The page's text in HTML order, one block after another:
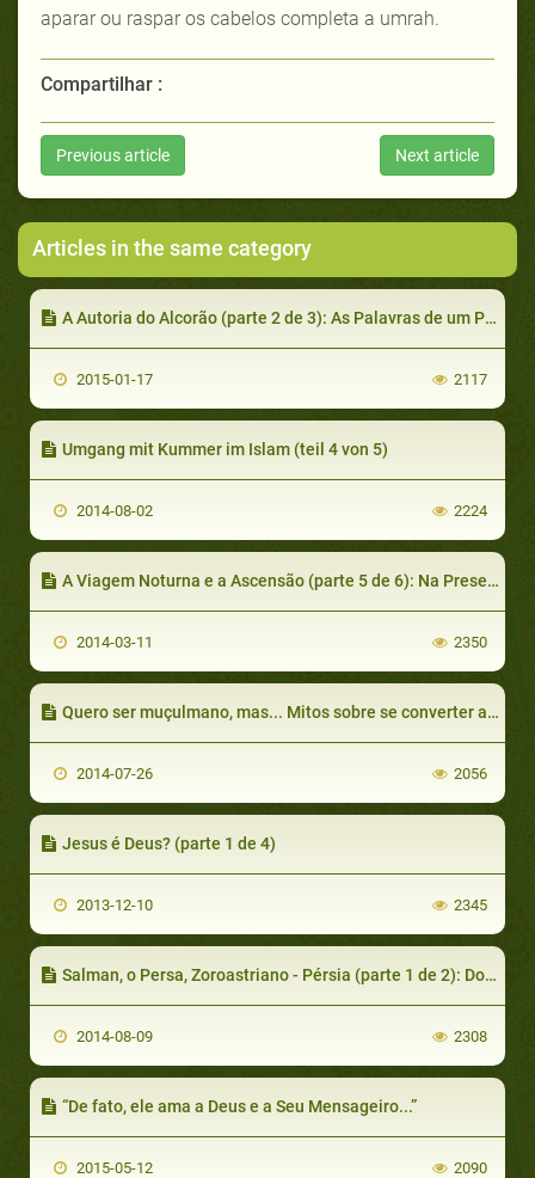
aparar ou raspar os cabelos completa a umrah.
Compartilhar :
Previous article Next article
Articles in the same category
A Autoria do Alcorão (parte 2 de 3): As Palavras de um Poeta ou um Mestre?
2015-01-17 2117
Umgang mit Kummer im Islam (teil 4 von 5)
2014-08-02 2224
A Viagem Noturna e a Ascensão (parte 5 de 6): Na Presença de Deus
2014-03-11 2350
Quero ser muçulmano, mas... Mitos sobre se converter ao Islã (parte 3 de 3)
2014-07-26 2056
Jesus é Deus? (parte 1 de 4)
2013-12-10 2345
Salman, o Persa, Zoroastriano - Pérsia (parte 1 de 2): Do Zoroastrismo ao Cristianismo
2014-08-09 2308
“De fato, ele ama a Deus e a Seu Mensageiro...”
2015-05-12 2090